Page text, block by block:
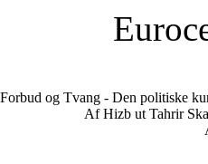
Forbud og Tvang - Den politiske
Af Hizb ut Tahrir